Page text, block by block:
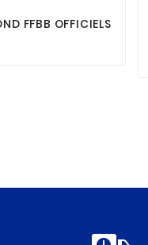
FFBB OFFICIELS